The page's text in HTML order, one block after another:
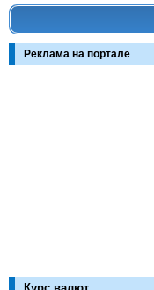
Реклама на портале